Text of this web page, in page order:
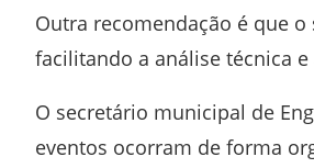
Outra recomendação é que
facilitando a análise técnica
O secretário municipal de
eventos ocorram de forma